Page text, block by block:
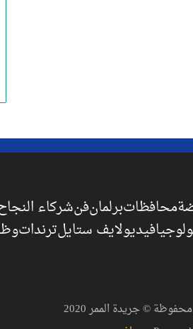
محافظاتبرلمانفنشركاء
فيديولايف ستايلترندات
© جريدة الممر 2020